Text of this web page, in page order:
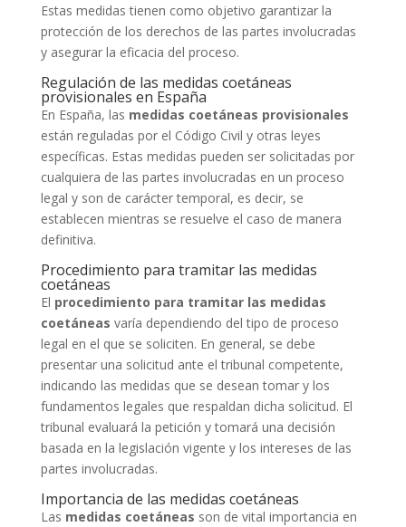
Estas medidas tienen como objetivo garantizar la
protección de los derechos de las partes involucradas
y asegurar la eficacia del proceso.
Regulación de las medidas coetáneas
provisionales en España
En España, las medidas coetáneas provisionales
están reguladas por el Código Civil y otras leyes
específicas. Estas medidas pueden ser solicitadas por
cualquiera de las partes involucradas en un proceso
legal y son de carácter temporal, es decir, se
establecen mientras se resuelve el caso de manera
definitiva.
Procedimiento para tramitar las medidas
coetáneas
El procedimiento para tramitar las medidas
coetáneas varía dependiendo del tipo de proceso
legal en el que se soliciten. En general, se debe
presentar una solicitud ante el tribunal competente,
indicando las medidas que se desean tomar y los
fundamentos legales que respaldan dicha solicitud. El
tribunal evaluará la petición y tomará una decisión
basada en la legislación vigente y los intereses de las
partes involucradas.
Importancia de las medidas coetáneas
Las medidas coetáneas son de vital importancia en